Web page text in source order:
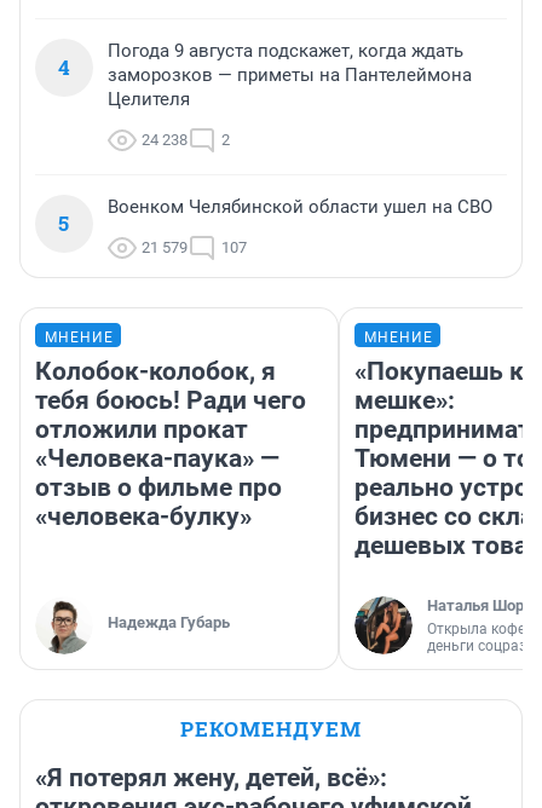
4
Погода 9 августа подскажет, когда ждать
заморозков — приметы на Пантелеймона
Целителя
24 238 2
5
Военком Челябинской области ушел на СВО
21 579 107
МНЕНИЕ
Колобок-колобок, я
тебя боюсь! Ради чего
отложили прокат
«Человека-паука» —
отзыв о фильме про
«человека-булку»
Надежда Губарь
МНЕНИЕ
«Покупаешь
мешке»:
Тюмени — о
реально
бизнес со
дешевых
Наталья
Открыла
деньги
РЕКОМЕНДУЕМ
«Я потерял жену, детей, всё»: